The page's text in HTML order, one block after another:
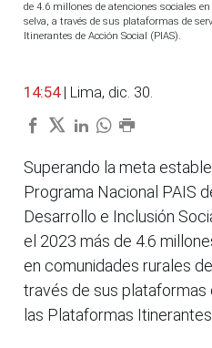
de 4.6 millones de atenciones sociales
selva, a través de sus plataformas de
Itinerantes de Acción Social (PIAS).
14:54 | Lima, dic. 30.
Superando la meta
Programa Nacional PAIS
Desarrollo e Inclusión
el 2023 más de 4.6
en comunidades rurales
través de sus
las Plataformas